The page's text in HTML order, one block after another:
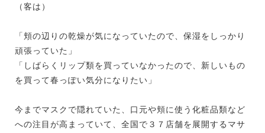
（客は）
「頬の辺りの乾燥が気になっていたので、保湿をしっかり
頑張っていた」
「しばらくリップ類を買っていなかったので、新しいもの
を買って春っぽい気分になりたい」
今までマスクで隠れていた、口元や頬に使う化粧品類など
への注目が高まっていて、全国で３７店舗を展開するマサ